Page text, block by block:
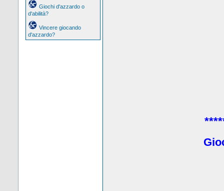
Giochi d'azzardo o
d'abilità?
Vincere giocando
d'azzardo?